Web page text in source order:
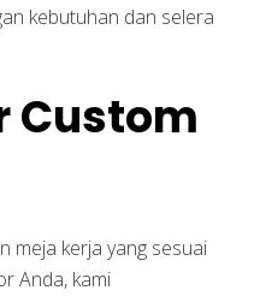
kebutuhan dan selera
Custom
meja kerja yang sesuai
Anda, kami